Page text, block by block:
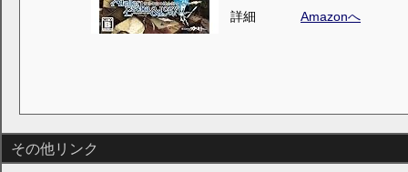
詳細
Amazonへ
その他リンク